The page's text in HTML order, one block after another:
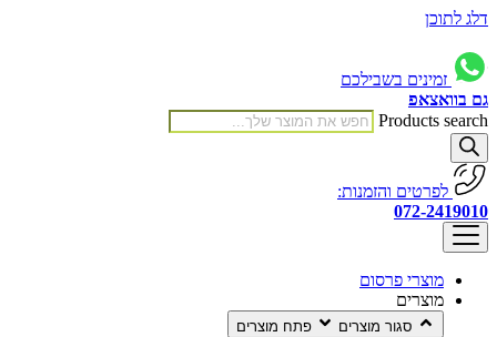
דלג לתוכן
זמינים בשבילכם
גם בוואצאפ
Products search
לפרטים והזמנות:
072-2419010
מוצרי פרסום
מוצרים
סגור מוצרים פתח מוצרים